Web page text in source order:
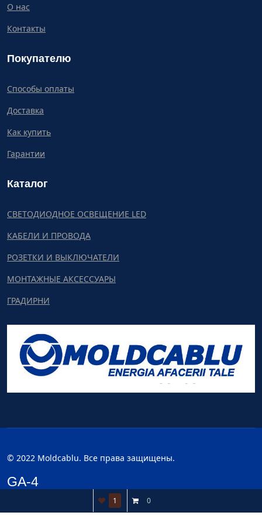
О нас
Контакты
Покупателю
Способы оплаты
Доставка
Как купить
Гарантии
Каталог
СВЕТОДИОДНОЕ ОСВЕЩЕНИЕ LED
КАБЕЛИ И ПРОВОДА
РОЗЕТКИ И ВЫКЛЮЧАТЕЛИ
МОНТАЖНЫЕ АКСЕССУАРЫ
ГРАДИРНИ
© 2022 Moldcablu. Все права защищены.
GA-4
1 0